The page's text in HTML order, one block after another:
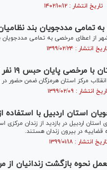
تمامی مددجویان بند
از اعطای مرخصی به تمامی مددجویان
حبس ۱۹ نفر از مددجویان زندان بندرعباس
استان هرمزگان ضمن حضور در زندان مرکزی
در بیرون زندان هستند.
نحوه بازگشت زندانیان